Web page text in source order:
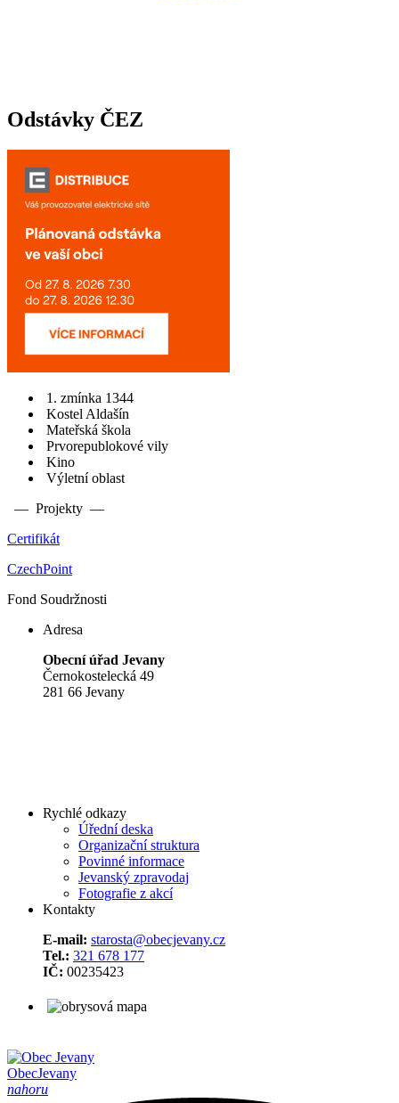
Odstávky ČEZ
1. zmínka 1344
Kostel Aldašín
Mateřská škola
Prvorepublokové vily
Kino
Výletní oblast
— Projekty —
Certifikát
CzechPoint
Fond Soudržnosti
Adresa
Obecní úřad Jevany
Černokostelecká 49
281 66 Jevany
Rychlé odkazy
Úřední deska
Organizační struktura
Povinné informace
Jevanský zpravodaj
Fotografie z akcí
Kontakty
E-mail: starosta@obecjevany.cz
Tel.: 321 678 177
IČ: 00235423
ObecJevany
nahoru